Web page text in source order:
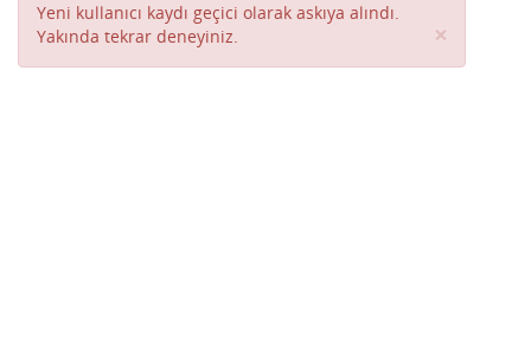
Yeni kullanıcı kaydı geçici olarak askıya alındı.
Yakında tekrar deneyiniz.
×